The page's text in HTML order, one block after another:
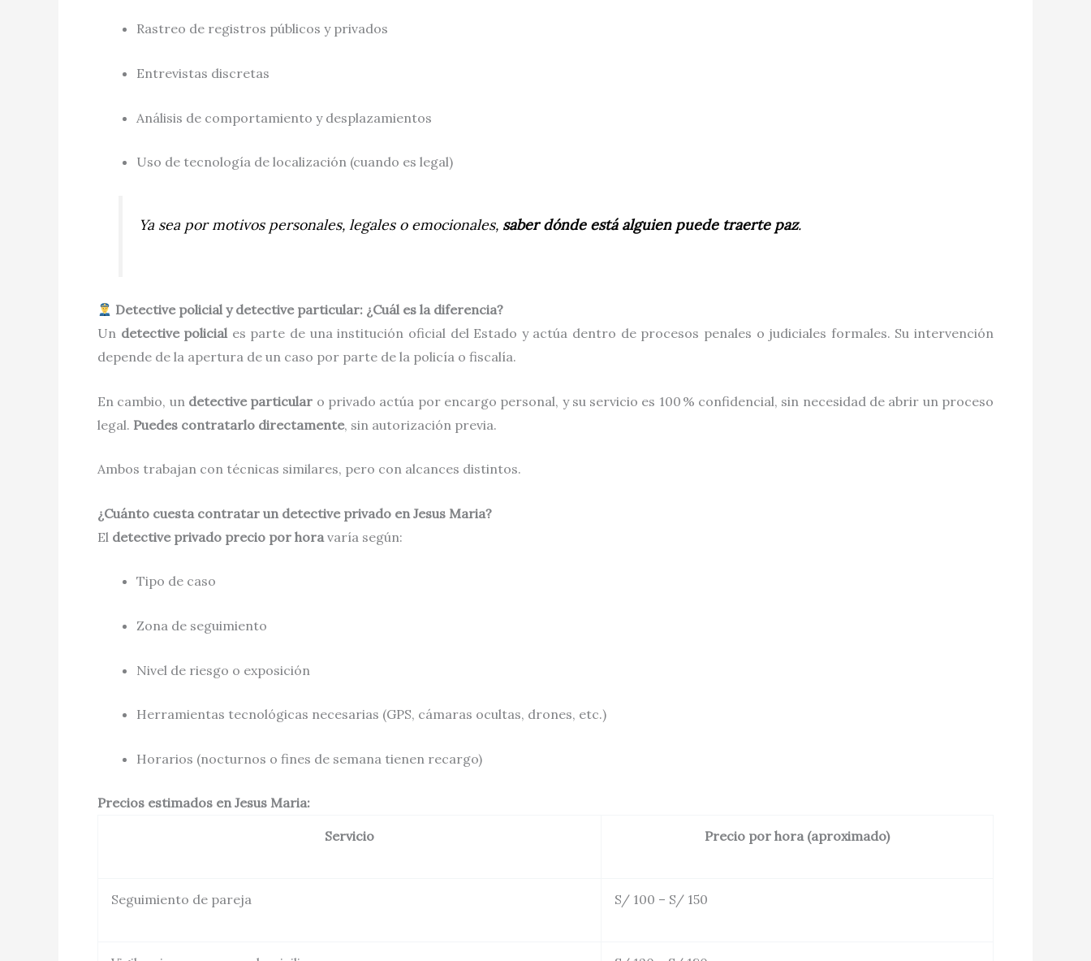
Rastreo de registros públicos y privados
Entrevistas discretas
Análisis de comportamiento y desplazamientos
Uso de tecnología de localización (cuando es legal)
Ya sea por motivos personales, legales o emocionales, saber dónde está alguien puede traerte paz.
Detective policial y detective particular: ¿Cuál es la diferencia?
Un detective policiales parte de una institución oficial del Estado y actúa dentro de procesos penales o judiciales formales. Su intervención
depende de la apertura de un caso por parte de la policía o fiscalía.
En cambio, un detective particular o privado actúa por encargo personal, y su servicio es 100 % confidencial, sin necesidad de abrir un proceso
legal. Puedes contratarlo directamente, sin autorización previa.
Ambos trabajan con técnicas similares, pero con alcances distintos.
¿Cuánto cuesta contratar un detective privado en Jesus Maria?
El detective privado precio por hora varía según:
Tipo de caso
Zona de seguimiento
Nivel de riesgo o exposición
Herramientas tecnológicas necesarias (GPS, cámaras ocultas, drones, etc.)
Horarios (nocturnos o fines de semana tienen recargo)
Precios estimados en Jesus Maria:
Servicio Precio por hora (aproximado)
Seguimiento de pareja S/ 100 – S/ 150